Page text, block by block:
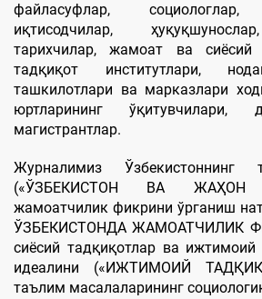
файласуфлар, социологлар,
иқтисодчилар,
тарихчилар, жамоат ва сиёсий
тадқиқот институтлари,
ташкилотлари ва марказлари
юртларининг ўқитувчилари,
магистрантлар.
Журналимиз Ўзбекистоннинг
(«ЎЗБЕКИСТОН ВА ЖАҲОН
жамоатчилик фикрини ўрганиш
ЎЗБЕКИСТОНДА ЖАМОАТЧИЛИК
сиёсий тадқиқотлар ва
идеалини («ИЖТИМОИЙ
таълим масалаларининг